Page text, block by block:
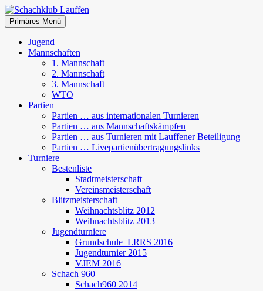
Zum
Inhalt
springen
Schachklub Lauffen
Suchen
Primäres Menü
Jugend
Mannschaften
1. Mannschaft
2. Mannschaft
3. Mannschaft
WTO
Partien
Partien … aus internationalen Turnieren
Partien … aus Mannschaftskämpfen
Partien … aus Turnieren mit Lauffener Beteiligung
Partien … Livepartienübertragungslinks
Turniere
Bestenliste
Stadtmeisterschaft
Vereinsmeisterschaft
Blitzmeisterschaft
Weihnachtsblitz 2012
Weihnachtsblitz 2013
Jugendturniere
Grundschule_LRRS 2016
Jugendturnier 2015
VJEM 2016
Schach 960
Schach960 2014